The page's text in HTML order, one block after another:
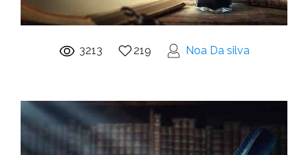
3213 219 Noa Da silva